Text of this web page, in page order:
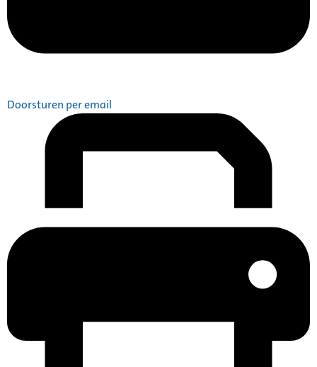
Doorsturen per email